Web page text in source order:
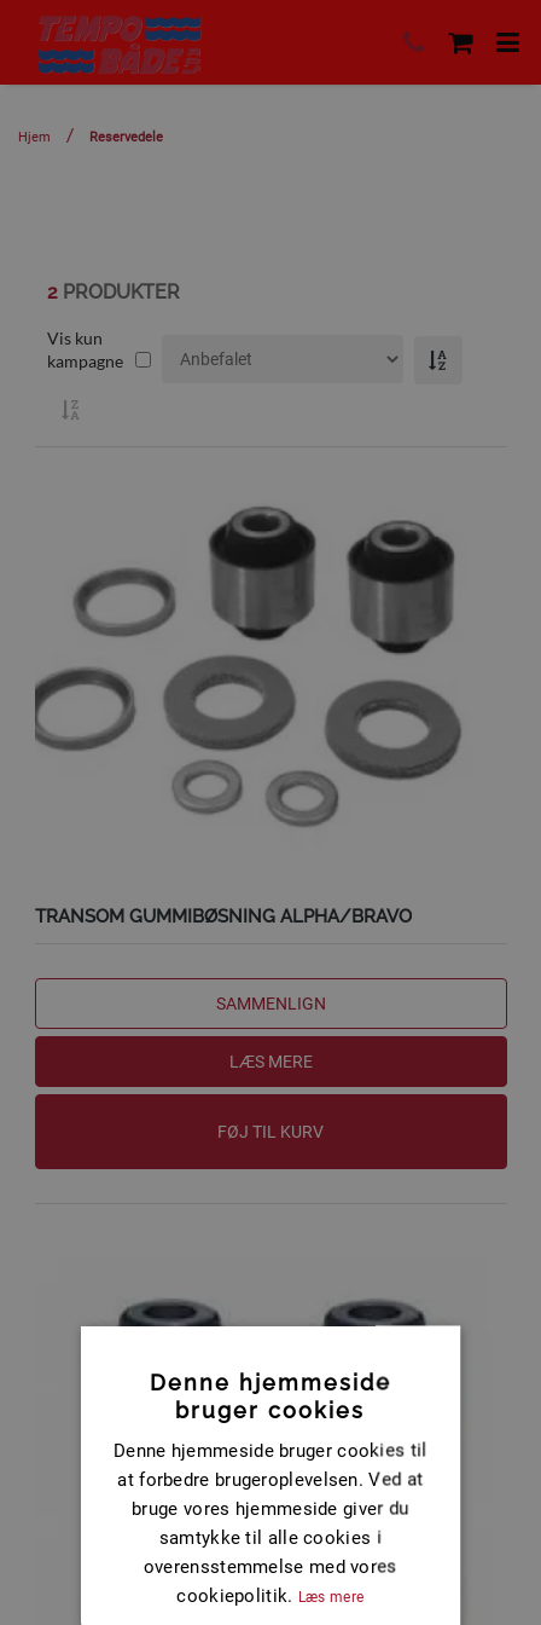
Hjem Reservedele
2PRODUKTER
Vis kun
kampagne
TRANSOM GUMMIBØSNING ALPHA/BRAVO
SAMMENLIGN
LÆS MERE
FØJ TIL KURV
Denne hjemmeside
bruger cookies
Denne hjemmeside bruger cookies til
at forbedre brugeroplevelsen. Ved at
bruge vores hjemmeside giver du
samtykke til alle cookies i
overensstemmelse med vores
cookiepolitik. Læs mere